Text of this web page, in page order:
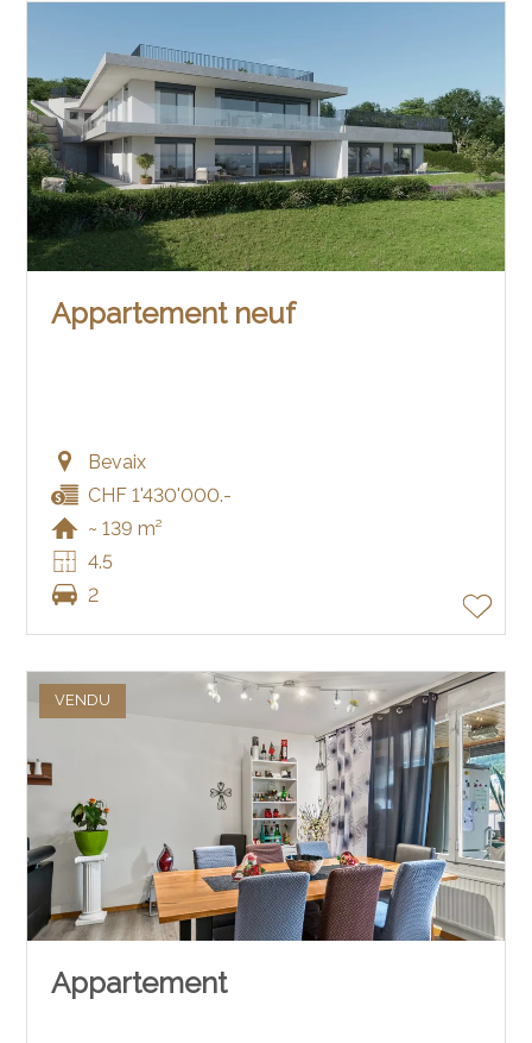
Appartement neuf
Bevaix
CHF 1'430'000.-
~ 139 m²
4.5
2
VENDU
Appartement